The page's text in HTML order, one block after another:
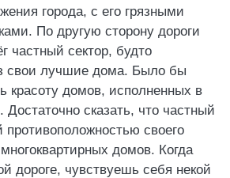
города, с его грязными
По другую сторону дороги
частный сектор, будто
свои лучшие дома. Было бы
красоту домов, исполненных в
сказать, что частный
противоположностью своего
домов. Когда
дороге, чувствуешь себя некой